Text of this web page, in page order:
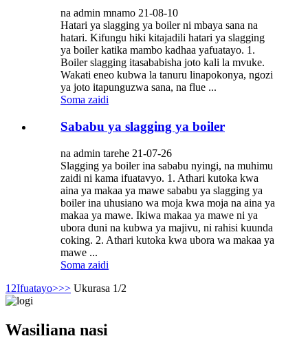
na admin mnamo 21-08-10
Hatari ya slagging ya boiler ni mbaya sana na
hatari. Kifungu hiki kitajadili hatari ya slagging
ya boiler katika mambo kadhaa yafuatayo. 1.
Boiler slagging itasababisha joto kali la mvuke.
Wakati eneo kubwa la tanuru linapokonya, ngozi
ya joto itapunguzwa sana, na flue ...
Soma zaidi
Sababu ya slagging ya boiler
na admin tarehe 21-07-26
Slagging ya boiler ina sababu nyingi, na muhimu
zaidi ni kama ifuatavyo. 1. Athari kutoka kwa
aina ya makaa ya mawe sababu ya slagging ya
boiler ina uhusiano wa moja kwa moja na aina ya
makaa ya mawe. Ikiwa makaa ya mawe ni ya
ubora duni na kubwa ya majivu, ni rahisi kuunda
coking. 2. Athari kutoka kwa ubora wa makaa ya
mawe ...
Soma zaidi
1 2Ifuatayo>>> Ukurasa 1/2
Wasiliana nasi